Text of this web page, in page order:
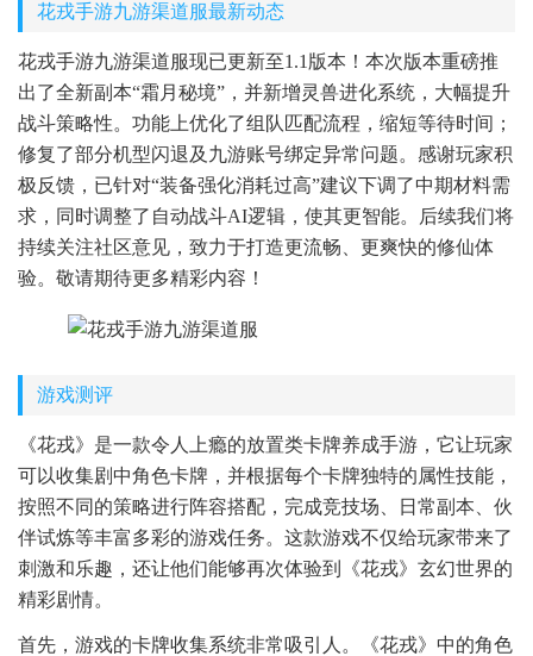
花戎手游九游渠道服最新动态
花戎手游九游渠道服现已更新至1.1版本！本次版本重磅推
出了全新副本“霜月秘境”，并新增灵兽进化系统，大幅提升
战斗策略性。功能上优化了组队匹配流程，缩短等待时间；
修复了部分机型闪退及九游账号绑定异常问题。感谢玩家积
极反馈，已针对“装备强化消耗过高”建议下调了中期材料需
求，同时调整了自动战斗AI逻辑，使其更智能。后续我们将
持续关注社区意见，致力于打造更流畅、更爽快的修仙体
验。敬请期待更多精彩内容！
游戏测评
《花戎》是一款令人上瘾的放置类卡牌养成手游，它让玩家
可以收集剧中角色卡牌，并根据每个卡牌独特的属性技能，
按照不同的策略进行阵容搭配，完成竞技场、日常副本、伙
伴试炼等丰富多彩的游戏任务。这款游戏不仅给玩家带来了
刺激和乐趣，还让他们能够再次体验到《花戎》玄幻世界的
精彩剧情。
首先，游戏的卡牌收集系统非常吸引人。《花戎》中的角色